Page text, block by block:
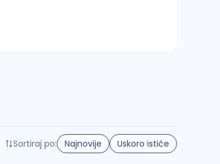
Sortiraj po: Najnovije Uskoro ističe